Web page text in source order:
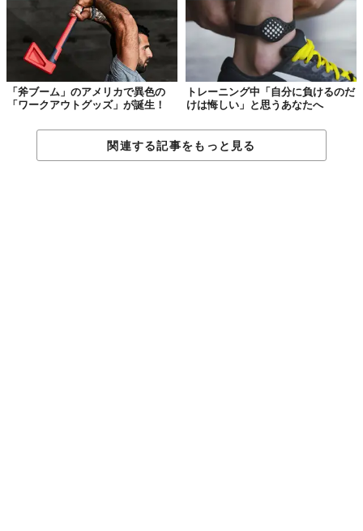
「斧ブーム」のアメリカで異色の
「ワークアウトグッズ」が誕生！
トレーニング中「自分に負けるのだ
けは悔しい」と思うあなたへ
関連する記事をもっと見る